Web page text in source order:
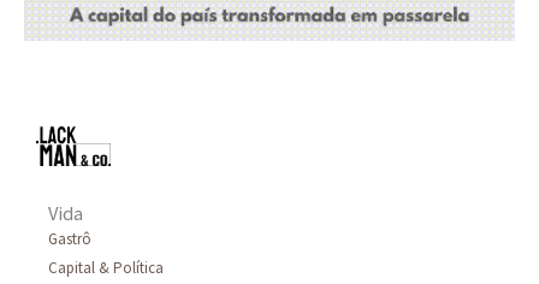
Vida
Gastrô
Capital & Política